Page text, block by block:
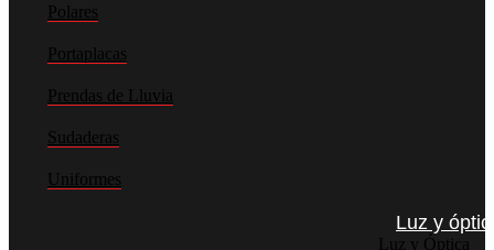
Polares
Portaplacas
Prendas de Lluvia
Sudaderas
Uniformes
Luz y
Luz y Óptica